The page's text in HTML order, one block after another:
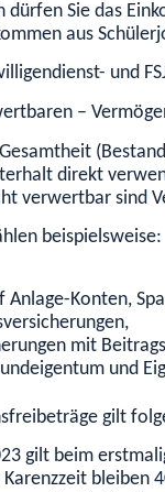
dürfen Sie das
aus
und
–
direkt
verwertbar sind
beispielsweise:
Anlage-Konten,
mit
und
gilt
gilt beim
bleiben